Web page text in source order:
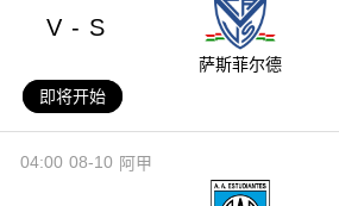
V - S
萨斯菲尔德
即将开始
08-10
04:00 阿甲